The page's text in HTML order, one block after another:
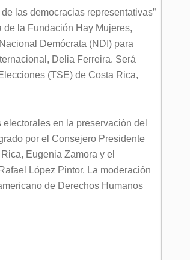
las democracias representativas”
la Fundación Hay Mujeres,
Demócrata (NDI) para
Delia Ferreira. Será
(TSE) de Costa Rica,
en la preservación del
por el Consejero Presidente
Eugenia Zamora y el
López Pintor. La moderación
de Derechos Humanos